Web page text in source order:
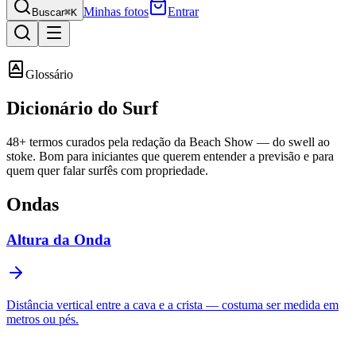
Buscar⌘K Minhas fotos Entrar
Glossário
Dicionário do Surf
48+ termos curados pela redação da Beach Show — do swell ao
stoke. Bom para iniciantes que querem entender a previsão e para
quem quer falar surfês com propriedade.
Ondas
Altura da Onda
Distância vertical entre a cava e a crista — costuma ser medida em
metros ou pés.